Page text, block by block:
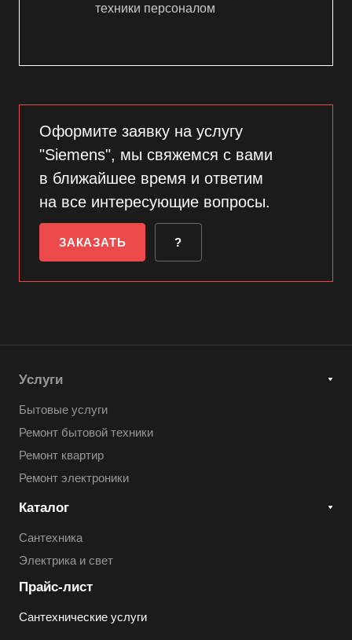
техники персоналом
Оформите заявку на услугу
"Siemens", мы свяжемся с вами
в ближайшее время и ответим
на все интересующие вопросы.
ЗАКАЗАТЬ ?
Услуги
Бытовые услуги
Ремонт бытовой техники
Ремонт квартир
Ремонт электроники
Каталог
Сантехника
Электрика и свет
Прайс-лист
Сантехнические услуги